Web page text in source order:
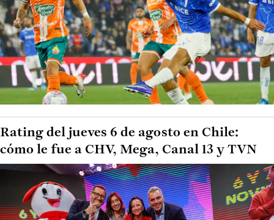
Rating del jueves 6 de agosto en Chile:
cómo le fue a CHV, Mega, Canal 13 y TVN